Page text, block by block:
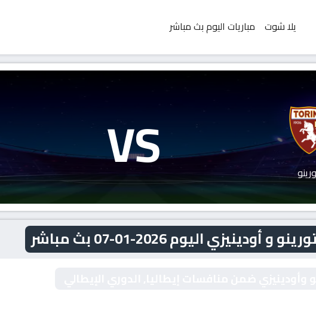
يلا شوت مباريات اليوم بث مباشر
VS
اليوم 2026-01-07 بث مباشر